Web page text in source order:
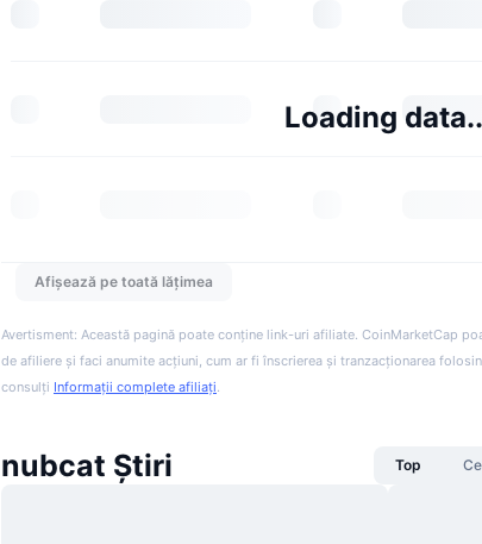
Loading
Afișează pe toată lățimea
Avertisment: Această pagină poate conține link-uri afiliate. CoinMarketCap
de afiliere și faci anumite acțiuni, cum ar fi înscrierea și tranzacționarea
consulți Informații complete afiliați.
nubcat Știri Top